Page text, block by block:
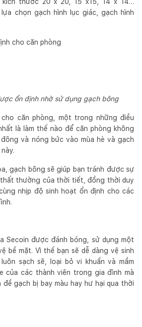
chọn gạch hình lục giác, gạch hình
cho căn phòng
ổn định nhờ sử dụng gạch bông
căn phòng, một trong những điều
là làm thế nào để căn phòng không
và nóng bức vào mùa hè và gạch
gạch bông sẽ giúp bạn tránh được sự
thường của thời tiết, đồng thời duy
nhịp độ sinh hoạt ổn định cho các
Secoin được đánh bóng, sử dụng một
bề mặt. Vì thế bạn sẽ dễ dàng vệ sinh
sạch sẽ, loại bỏ vi khuẩn và mầm
của các thành viên trong gia đình mà
đề gạch bị bay màu hay hư hại qua thời